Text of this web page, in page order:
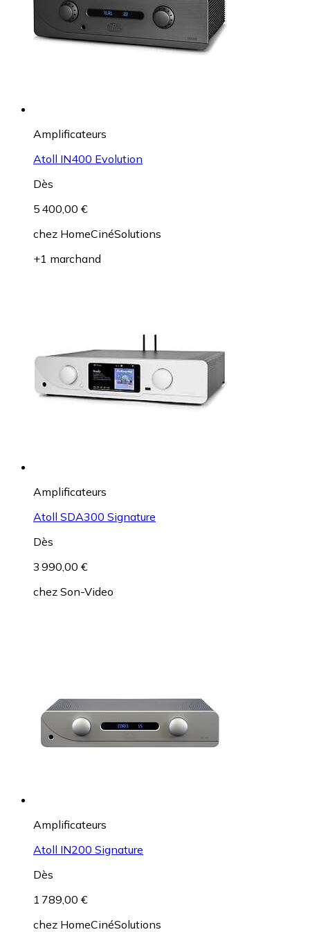
Amplificateurs
Atoll IN400 Evolution
Dès
5 400,00 €
chez HomeCinéSolutions
+1 marchand
Amplificateurs
Atoll SDA300 Signature
Dès
3 990,00 €
chez Son-Video
Amplificateurs
Atoll IN200 Signature
Dès
1 789,00 €
chez HomeCinéSolutions